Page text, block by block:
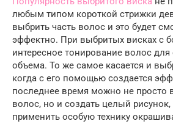
любым типом короткой стрижки
выбрить часть волос и это будет
эффектно. При выбритых висках с
интересное тонирование волос
объема. То же самое касается и
когда с его помощью создается
последнее время можно не просто
волос, но и создать целый
применить особую технику